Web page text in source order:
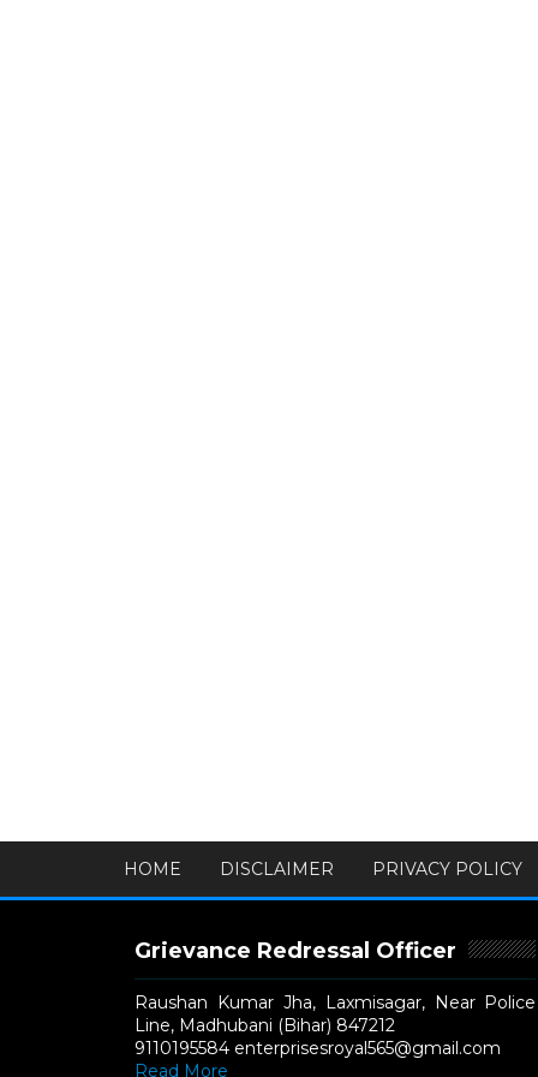
HOME DISCLAIMER PRIVACY POLICY
Grievance Redressal Officer
Raushan Kumar Jha, Laxmisagar, Near Police
Line, Madhubani (Bihar) 847212
9110195584 enterprisesroyal565@gmail.com
Read More